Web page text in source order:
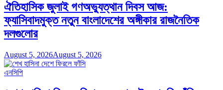
ঐতিহাসিক জুলাই গণঅভ্যুত্থান দিবস আজ:
ফ্যাসিবাদমুক্ত নতুন বাংলাদেশের অঙ্গীকার রাজনৈতিক
দলগুলোর
August 5, 2026August 5, 2026
এনসিপি